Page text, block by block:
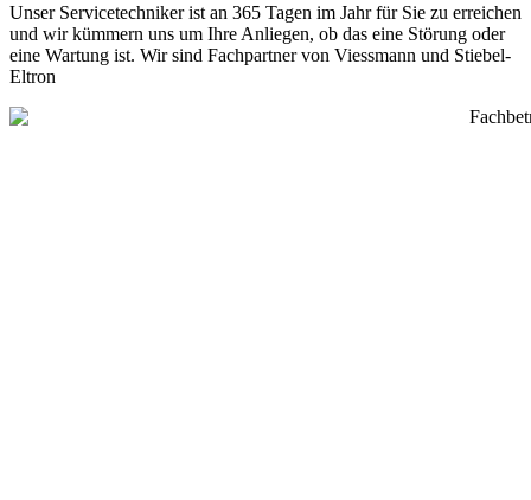
Unser Servicetechniker ist an 365 Tagen im Jahr für Sie zu erreichen
und wir kümmern uns um Ihre Anliegen, ob das eine Störung oder
eine Wartung ist. Wir sind Fachpartner von Viessmann und Stiebel-
Eltron